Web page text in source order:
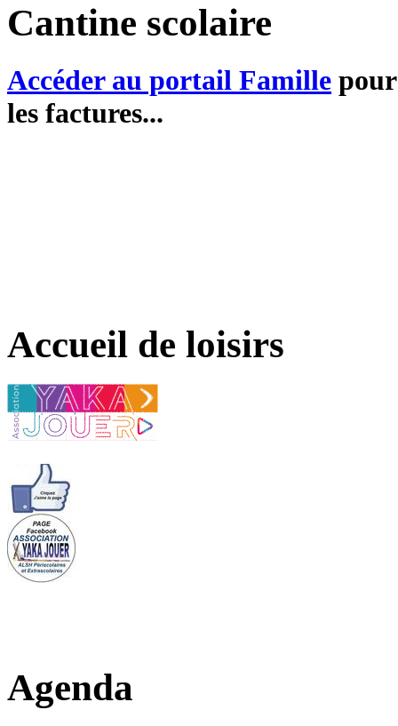
Cantine scolaire
Accéder au portail Famille
les factures...
Accueil de loisirs
Agenda